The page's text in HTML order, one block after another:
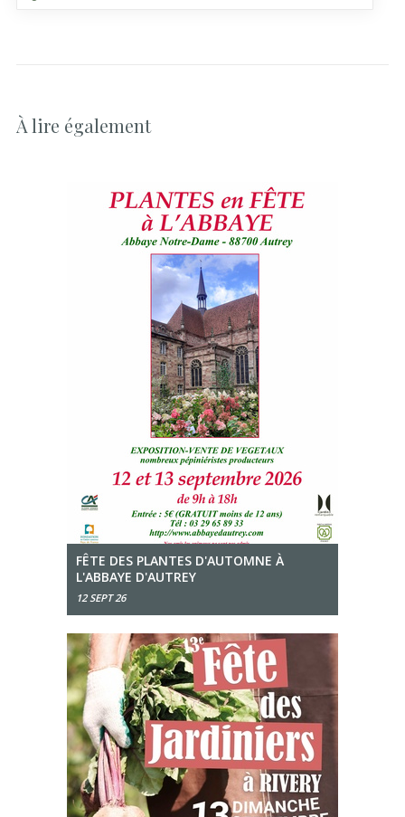
À lire également
FÊTE DES PLANTES D'AUTOMNE À
L'ABBAYE D'AUTREY
12 SEPT 26